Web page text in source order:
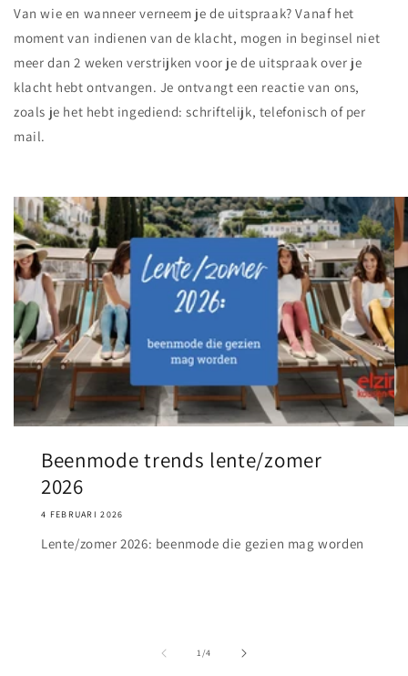
Van wie en wanneer verneem je de uitspraak? Vanaf het
moment van indienen van de klacht, mogen in beginsel niet
meer dan 2 weken verstrijken voor je de uitspraak over je
klacht hebt ontvangen. Je ontvangt een reactie van ons,
zoals je het hebt ingediend: schriftelijk, telefonisch of per
mail.
Beenmode trends lente/zomer
2026
4 FEBRUARI 2026
Lente/zomer 2026: beenmode die gezien mag worden
1/van
4